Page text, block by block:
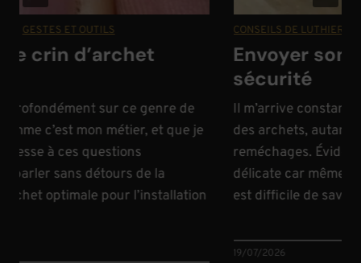
GESTES ET OUTILS
crin d’archet
sur ce genre de
c’est mon métier, et que je
à ces questions
parler sans détours de la
optimale pour l’installation
CONSEILS DE LUTHIER|
Envoyer son
sécurité
Il m’arrive
des archets, autant
reméchages.
délicate car même
est difficile de savoir
19/07/2026